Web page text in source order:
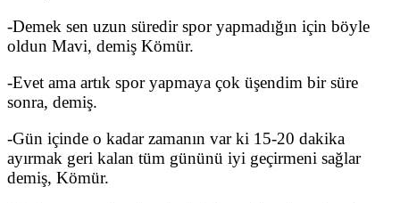
-Demek sen uzun süredir spor yapmadığın için böyle
oldun Mavi, demiş Kömür.
-Evet ama artık spor yapmaya çok üşendim bir süre
sonra, demiş.
-Gün içinde o kadar zamanın var ki 15-20 dakika
ayırmak geri kalan tüm gününü iyi geçirmeni sağlar
demiş, Kömür.